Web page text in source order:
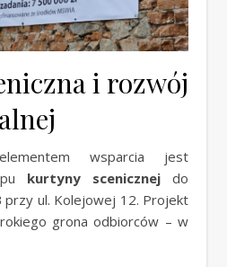
i rozwój
wsparcia jest
kurtyny scenicznej do
przy ul. Kolejowej 12. Projekt
grona odbiorców – w